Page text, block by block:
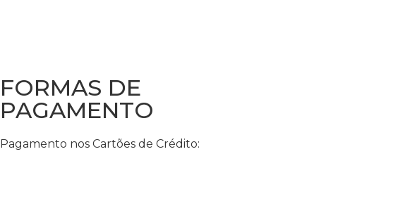
FORMAS DE
PAGAMENTO
Pagamento nos Cartões de Crédito: